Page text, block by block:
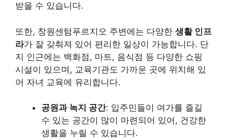
받을 수 있습니다.
또한, 창원센텀푸르지오 주변에는 다양한 생활 인프
라가 잘 갖춰져 있어 편리한 일상이 가능합니다. 단
지 인근에는 백화점, 마트, 음식점 등 다양한 쇼핑
시설이 있으며, 교육기관도 가까운 곳에 위치해 있
어 자녀 교육에 유리합니다.
공원과 녹지 공간: 입주민들이 여가를 즐길
수 있는 공간이 많이 마련되어 있어, 건강한
생활을 누릴 수 있습니다.